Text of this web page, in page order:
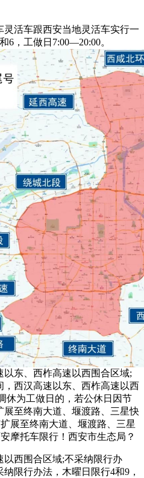
活车跟西安当地灵活车实行一
6，工做日7:00—20:00。
东、西柞高速以西围合区域;
西汉高速以东、西柞高速以西
休为工做日的，若公休日因节
至终南大道、堰渡路、三星快
展至终南大道、堰渡路、三星
摩托车限行！西安市生态局？
西围合区域;不采纳限行办
限行办法，木曜日限行4和9，